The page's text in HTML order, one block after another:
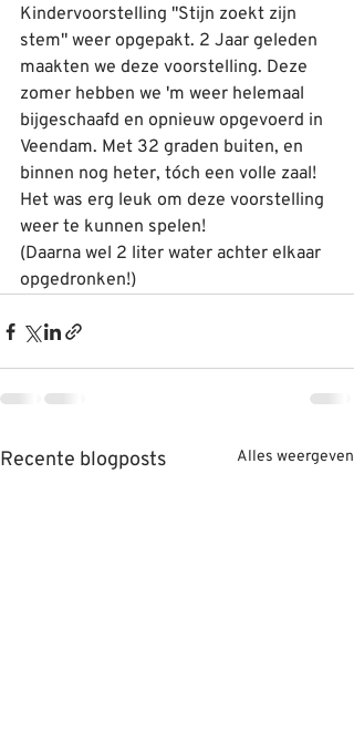
Kindervoorstelling "Stijn zoekt zijn
stem" weer opgepakt. 2 Jaar geleden
maakten we deze voorstelling. Deze
zomer hebben we 'm weer helemaal
bijgeschaafd en opnieuw opgevoerd in
Veendam. Met 32 graden buiten, en
binnen nog heter, tóch een volle zaal!
Het was erg leuk om deze voorstelling
weer te kunnen spelen!
(Daarna wel 2 liter water achter elkaar
opgedronken!)
Recente blogposts Alles weergeven